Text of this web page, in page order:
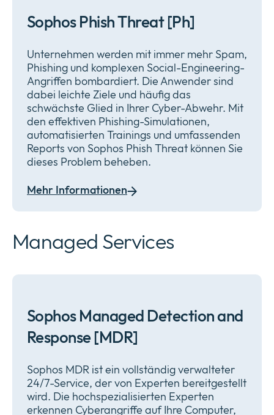
Sophos Phish Threat [Ph]
Unternehmen werden mit immer mehr Spam,
Phishing und komplexen Social-Engineering-
Angriffen bombardiert. Die Anwender sind
dabei leichte Ziele und häufig das
schwächste Glied in Ihrer Cyber-Abwehr. Mit
den effektiven Phishing-Simulationen,
automatisierten Trainings und umfassenden
Reports von Sophos Phish Threat können Sie
dieses Problem beheben.
Mehr Informationen
Managed Services
Sophos Managed Detection and
Response [MDR]
Sophos MDR ist ein vollständig verwalteter
24/7-Service, der von Experten bereitgestellt
wird. Die hochspezialisierten Experten
erkennen Cyberangriffe auf Ihre Computer,